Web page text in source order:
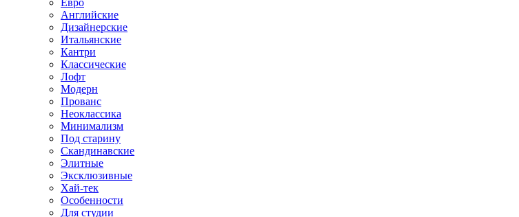
Евро
Английские
Дизайнерские
Итальянские
Кантри
Классические
Лофт
Модерн
Прованс
Неоклассика
Минимализм
Под старину
Скандинавские
Элитные
Эксклюзивные
Хай-тек
Особенности
Для студии